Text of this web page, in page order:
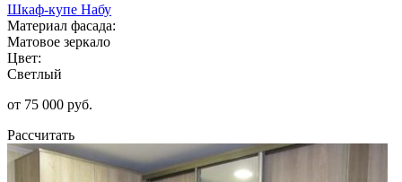
Шкаф-купе Набу
Материал фасада:
Матовое зеркало
Цвет:
Светлый
от 75 000 руб.
Рассчитать